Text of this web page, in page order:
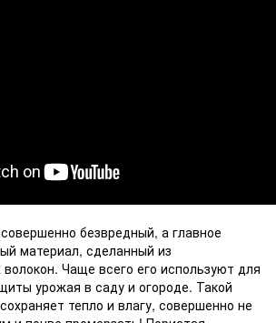
безвредный, а главное
материал, сделанный из
Чаще всего его используют для
урожая в саду и огороде. Такой
тепло и влагу, совершенно не